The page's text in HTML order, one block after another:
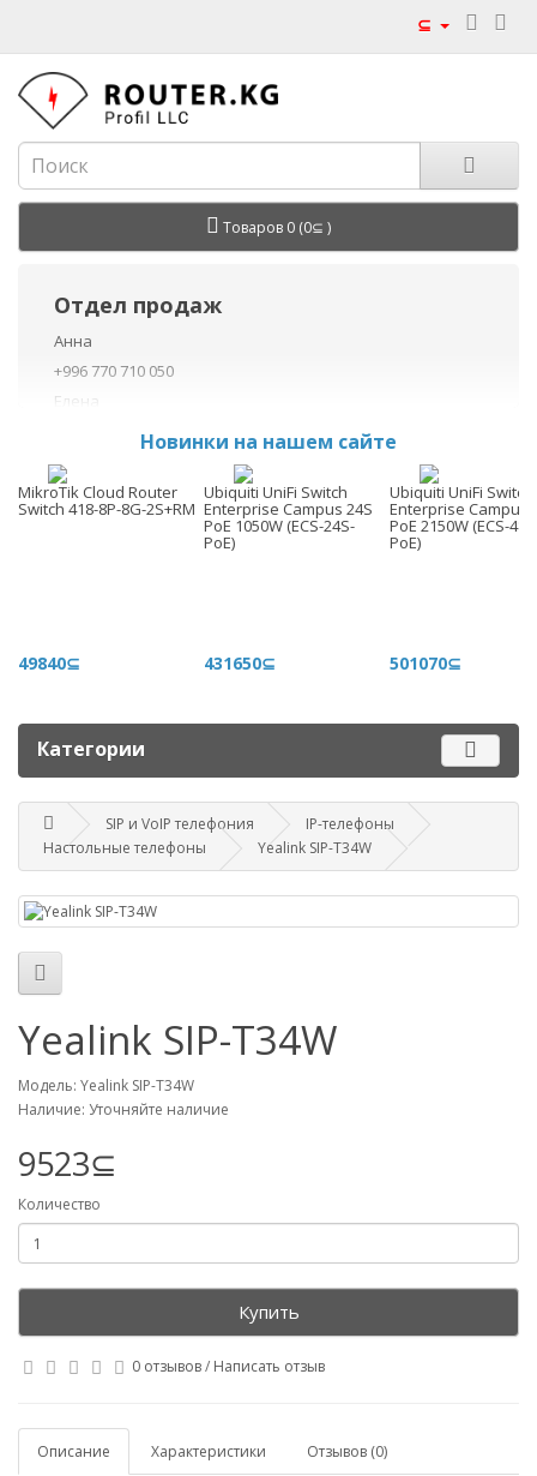
⊆
Товаров 0 (0⊆ )
Посмотреть адрес в 2GIS mail@router.kg
Сб, вс - выходные
Отдел продаж
Анна
+996 770 710 050
Елена
+996 770 710 040
+996 755 710 050
Данил
+996 775 710 060
Новинки на нашем сайте
MikroTik Cloud Router
Switch 418-8P-8G-2S+RM
49840⊆
Ubiquiti UniFi Switch
Enterprise Campus 24S
PoE 1050W (ECS-24S-
PoE)
431650⊆
Ubiquiti UniFi Switch
Enterprise Campus
PoE 2150W (ECS-
PoE)
501070⊆
Категории
SIP и VoIP телефония
IP-телефоны
Настольные телефоны
Yealink SIP-T34W
Yealink SIP-T34W
Модель: Yealink SIP-T34W
Наличие: Уточняйте наличие
9523⊆
Количество
Купить
0 отзывов/ Написать отзыв
Описание Характеристики Отзывов (0)